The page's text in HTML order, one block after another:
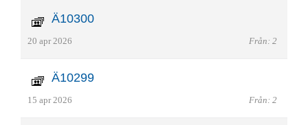
Ä10300
20 apr 2026 Från: 2
Ä10299
15 apr 2026 Från: 2